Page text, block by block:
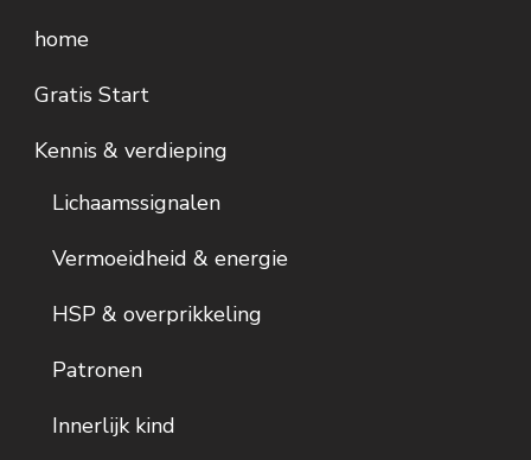
home
Gratis Start
Kennis & verdieping
Lichaamssignalen
Vermoeidheid & energie
HSP & overprikkeling
Patronen
Innerlijk kind